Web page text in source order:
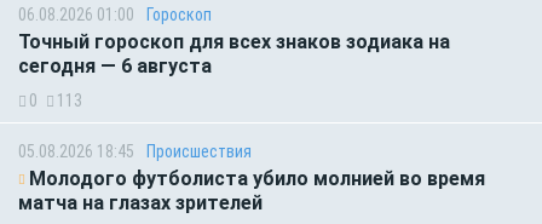
06.08.2026 01:00 Гороскоп
Точный гороскоп для всех знаков зодиака на
сегодня — 6 августа
0 113
05.08.2026 18:45 Происшествия
Молодого футболиста убило молнией во время
матча на глазах зрителей